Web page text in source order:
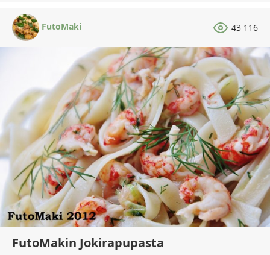
FutoMaki 43 116
FutoMakin Jokirapupasta